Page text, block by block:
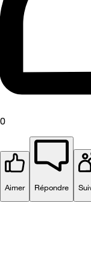
0
Aimer Répondre